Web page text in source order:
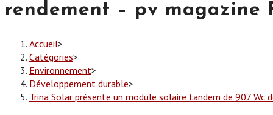
rendement – pv magazine
Accueil>
Catégories>
Environnement>
Développement durable>
Trina Solar présente un module solaire tandem de 907 Wc